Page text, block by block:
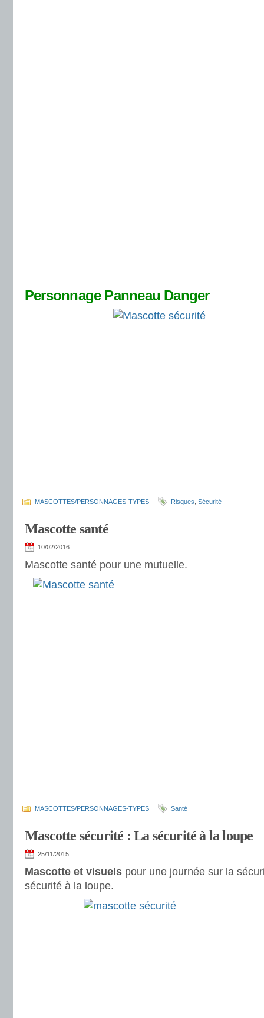
Personnage Panneau Danger
MASCOTTES/PERSONNAGES-TYPES Risques Sécurité
Mascotte santé
10/02/2016
Mascotte santé pour une mutuelle.
MASCOTTES/PERSONNAGES-TYPES Santé
Mascotte sécurité : La sécurité à la loupe
25/11/2015
Mascotte et visuels pour une journée sur la
sécurité à la loupe.